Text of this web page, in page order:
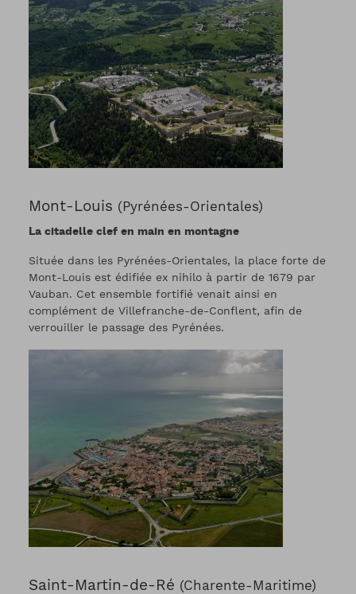
Mont-Louis (Pyrénées-Orientales)
La citadelle clef en main en montagne
Située dans les Pyrénées-Orientales, la place forte de
Mont-Louis est édifiée ex nihilo à partir de 1679 par
Vauban. Cet ensemble fortifié venait ainsi en
complément de Villefranche-de-Conflent, afin de
verrouiller le passage des Pyrénées.
Saint-Martin-de-Ré (Charente-Maritime)